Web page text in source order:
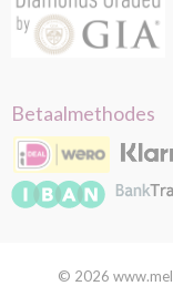
Betaalmethodes
© 2026